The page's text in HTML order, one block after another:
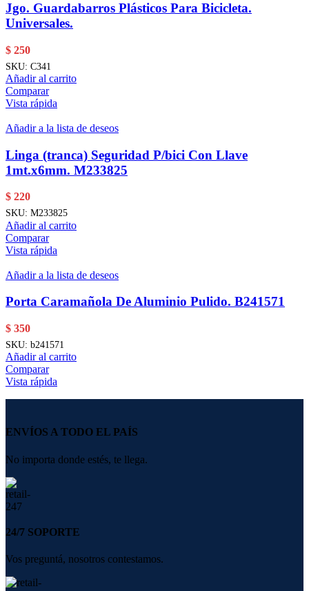
Jgo. Guardabarros Plásticos Para Bicicleta.
Universales.
$ 250
SKU: C341
Añadir al carrito
Comparar
Vista rápida
Añadir a la lista de deseos
Linga (tranca) Seguridad P/bici Con Llave
1mt.x6mm. M233825
$ 220
SKU: M233825
Añadir al carrito
Comparar
Vista rápida
Añadir a la lista de deseos
Porta Caramañola De Aluminio Pulido. B241571
$ 350
SKU: b241571
Añadir al carrito
Comparar
Vista rápida
ENVÍOS A TODO EL PAÍS
No importa donde estés, te llega.
24/7 SOPORTE
Vos preguntá, nosotros contestamos.